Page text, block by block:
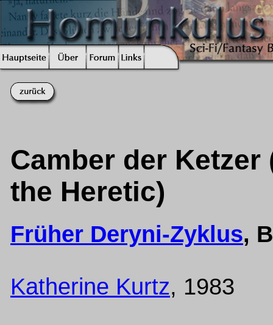
Camber der
the Heretic)
Früher Deryni-Zyklus,
Katherine Kurtz, 1983